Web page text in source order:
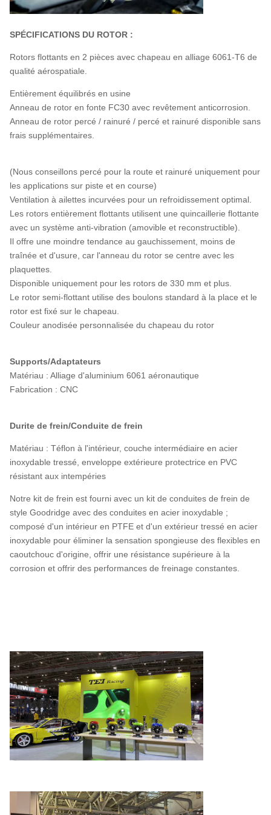
SPÉCIFICATIONS DU ROTOR :
Rotors flottants en 2 pièces avec chapeau en alliage 6061-T6 de
qualité aérospatiale.
Entièrement équilibrés en usine
Anneau de rotor en fonte FC30 avec revêtement anticorrosion.
Anneau de rotor percé / rainuré / percé et rainuré disponible sans
frais supplémentaires.
(Nous conseillons percé pour la route et rainuré uniquement pour
les applications sur piste et en course)
Ventilation à ailettes incurvées pour un refroidissement optimal.
Les rotors entièrement flottants utilisent une quincaillerie flottante
avec un système anti-vibration (amovible et reconstructible).
Il offre une moindre tendance au gauchissement, moins de
traînée et d'usure, car l'anneau du rotor se centre avec les
plaquettes.
Disponible uniquement pour les rotors de 330 mm et plus.
Le rotor semi-flottant utilise des boulons standard à la place et le
rotor est fixé sur le chapeau.
Couleur anodisée personnalisée du chapeau du rotor
Supports/Adaptateurs
Matériau : Alliage d'aluminium 6061 aéronautique
Fabrication : CNC
Durite de frein/Conduite de frein
Matériau : Téflon à l'intérieur, couche intermédiaire en acier
inoxydable tressé, enveloppe extérieure protectrice en PVC
résistant aux intempéries
Notre kit de frein est fourni avec un kit de conduites de frein de
style Goodridge avec des conduites en acier inoxydable ;
composé d'un intérieur en PTFE et d'un extérieur tressé en acier
inoxydable pour éliminer la sensation spongieuse des flexibles en
caoutchouc d'origine, offrir une résistance supérieure à la
corrosion et offrir des performances de freinage constantes.